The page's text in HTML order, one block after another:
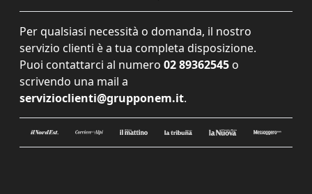
Per qualsiasi necessità o domanda, il nostro
servizio clienti è a tua completa disposizione.
Puoi contattarci al numero 02 89362545 o
scrivendo una mail a
servizioclienti@grupponem.it.